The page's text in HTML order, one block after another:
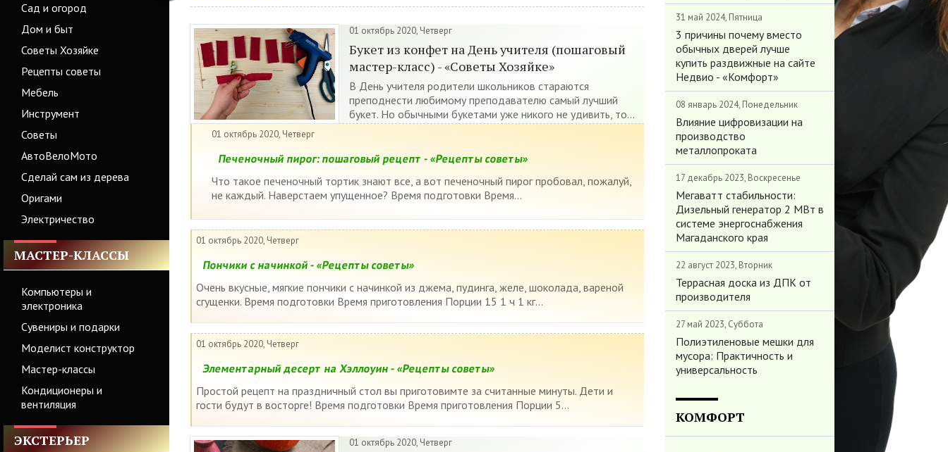
Сад и огород
Дом и быт
Советы Хозяйке
Рецепты советы
Мебель
Инструмент
Советы
АвтоВелоМото
Сделай сам из дерева
Оригами
Электричество
МАСТЕР-КЛАССЫ
Компьютеры и
электроника
Сувениры и подарки
Моделист конструктор
Мастер-классы
Кондиционеры и
вентиляция
ЭКСТЕРЬЕР
01 октябрь 2020, Четверг
Букет из конфет на День учителя (пошаговый
мастер-класс) - «Советы Хозяйке»
В День учителя родители школьников стараются
преподнести любимому преподавателю самый лучший
букет. Но обычными букетами уже никого не удивить, то...
01 октябрь 2020, Четверг
Печеночный пирог: пошаговый рецепт - «Рецепты советы»
Что такое печеночный тортик знают все, а вот печеночный пирог пробовал, пожалуй,
не каждый. Наверстаем упущенное? Время подготовки Время...
01 октябрь 2020, Четверг
Пончики с начинкой - «Рецепты советы»
Очень вкусные, мягкие пончики с начинкой из джема, пудинга, желе, шоколада, вареной
сгущенки. Время подготовки Время приготовления Порции 15 1 ч 1 кг...
01 октябрь 2020, Четверг
Элементарный десерт на Хэллоуин - «Рецепты советы»
Простой рецепт на праздничный стол вы приготовимте за считанные минуты. Дети и
гости будут в восторге! Время подготовки Время приготовления Порции 5...
01 октябрь 2020, Четверг
31 май 2024, Пятница
3 причины почему вместо
обычных дверей лучше
купить раздвижные на сайте
Недвио - «Комфорт»
08 январь 2024, Понедельник
Влияние цифровизации на
производство
металлопроката
17 декабрь 2023, Воскресенье
Мегаватт стабильности:
Дизельный генератор 2 МВт в
системе энергоснабжения
Магаданского края
22 август 2023, Вторник
Террасная доска из ДПК от
производителя
27 май 2023, Суббота
Полиэтиленовые мешки для
мусора: Практичность и
универсальность
КОМФОРТ